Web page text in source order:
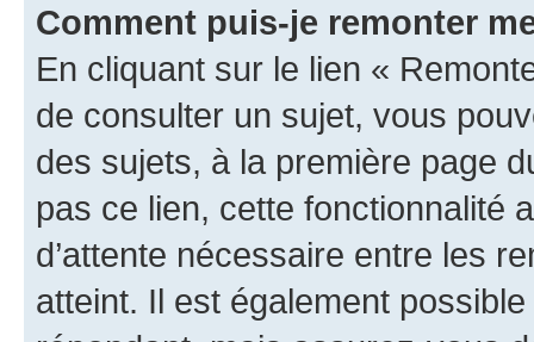
Comment puis-je remonter
En cliquant sur le lien «
de consulter un sujet, vous
des sujets, à la première page
pas ce lien, cette fonctionnalité
d’attente nécessaire entre les
atteint. Il est également